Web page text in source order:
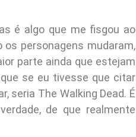
é algo que me fisgou ao
personagens mudaram,
parte ainda que estejam
se eu tivesse que citar
seria The Walking Dead. É
de que realmente